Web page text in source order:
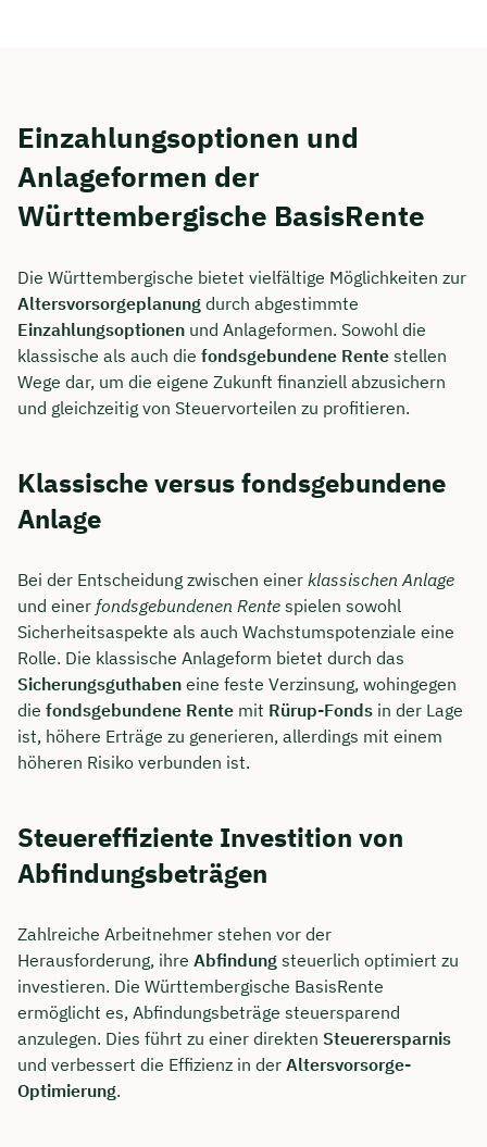
Einzahlungsoptionen und
Anlageformen der
Württembergische BasisRente
Die Württembergische bietet vielfältige Möglichkeiten zur
Altersvorsorgeplanung durch abgestimmte
Einzahlungsoptionen und Anlageformen. Sowohl die
klassische als auch die fondsgebundene Rente stellen
Wege dar, um die eigene Zukunft finanziell abzusichern
und gleichzeitig von Steuervorteilen zu profitieren.
Klassische versus fondsgebundene
Anlage
Bei der Entscheidung zwischen einer klassischen Anlage
und einer fondsgebundenen Rente spielen sowohl
Sicherheitsaspekte als auch Wachstumspotenziale eine
Rolle. Die klassische Anlageform bietet durch das
Sicherungsguthaben eine feste Verzinsung, wohingegen
die fondsgebundene Rente mit Rürup-Fonds in der Lage
ist, höhere Erträge zu generieren, allerdings mit einem
höheren Risiko verbunden ist.
Steuereffiziente Investition von
Abfindungsbeträgen
Zahlreiche Arbeitnehmer stehen vor der
Herausforderung, ihre Abfindung steuerlich optimiert zu
investieren. Die Württembergische BasisRente
ermöglicht es, Abfindungsbeträge steuersparend
anzulegen. Dies führt zu einer direkten Steuerersparnis
und verbessert die Effizienz in der Altersvorsorge-
Optimierung.
🗓️ Wählen Sie jetzt Ihren Wunschtermin:
Meeting buchen